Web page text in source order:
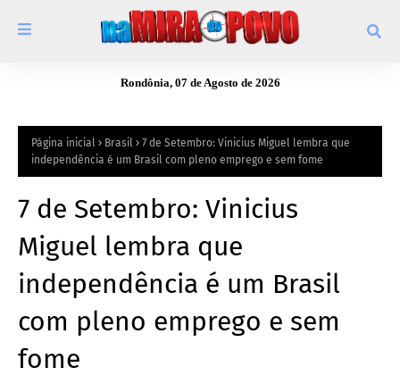
Rondônia, 07 de Agosto de 2026
Página inicial Brasil
7 de Setembro: Vinicius Miguel lembra que
independência é um Brasil com pleno emprego e sem fome
7 de Setembro: Vinicius
Miguel lembra que
independência é um Brasil
com pleno emprego e sem
fome